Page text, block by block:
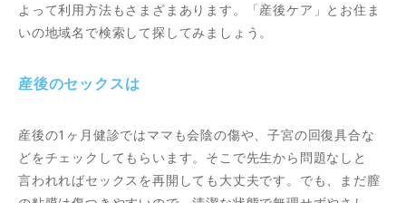
よって利用方法もさまざまあります。「産後ケア」とお住ま
いの地域名で検索して探してみましょう。
産後のセックスは
産後の1ヶ月健診ではママも会陰の傷や、子宮の回復具合な
どをチェックしてもらいます。そこで先生から問題なしと
言われればセックスを再開しても大丈夫です。でも、まだ膣